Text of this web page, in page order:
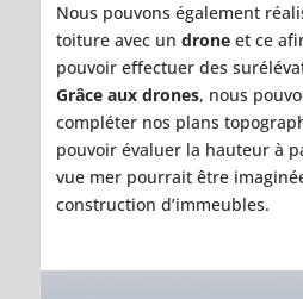
Nous pouvons également
toiture avec undrone et ce
pouvoir effectuer des
Grâce aux drones, nous
compléter nos plans
pouvoir évaluer la hauteur à
vue mer pourrait être
construction d’immeubles.